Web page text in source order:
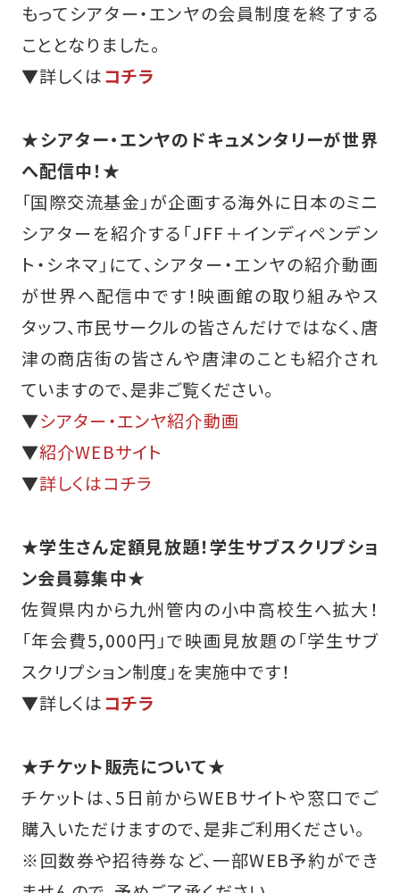
もってシアター・エンヤの会員制度を終了する
こととなりました。
▼詳しくはコチラ
★シアター・エンヤのドキュメンタリーが世界
へ配信中！★
「国際交流基金」が企画する海外に日本のミニ
シアターを紹介する「JFF＋インディペンデン
ト・シネマ」にて、シアター・エンヤの紹介動画
が世界へ配信中です！映画館の取り組みやス
タッフ、市民サークルの皆さんだけではなく、唐
津の商店街の皆さんや唐津のことも紹介され
ていますので、是非ご覧ください。
▼シアター・エンヤ紹介動画
▼紹介WEBサイト
▼詳しくはコチラ
★学生さん定額見放題！学生サブスクリプショ
ン会員募集中★
佐賀県内から九州管内の小中高校生へ拡大！
「年会費5,000円」で映画見放題の「学生サブ
スクリプション制度」を実施中です！
▼詳しくはコチラ
★チケット販売について★
チケットは、5日前からWEBサイトや窓口でご
購入いただけますので、是非ご利用ください。
※回数券や招待券など、一部WEB予約ができ